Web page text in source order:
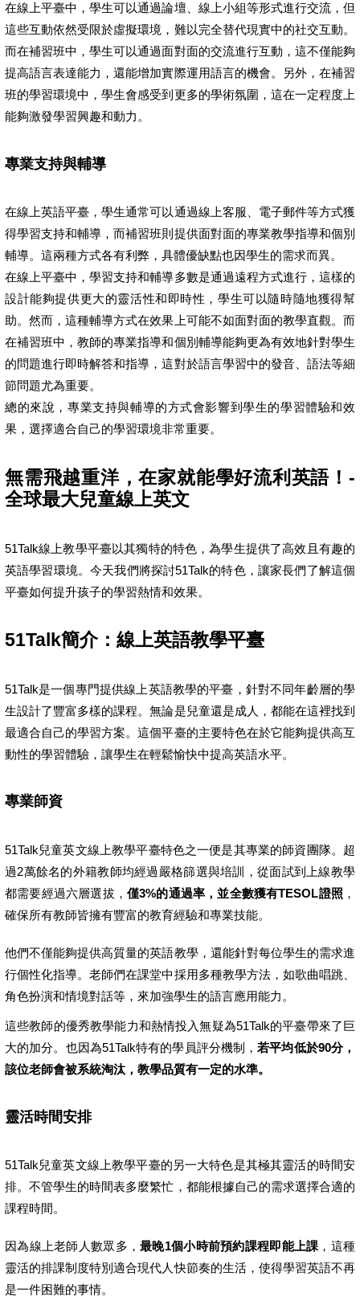
在線上平臺中，學生可以通過論壇、線上小組等形式進行交流，但
這些互動依然受限於虛擬環境，難以完全替代現實中的社交互動。
而在補習班中，學生可以通過面對面的交流進行互動，這不僅能夠
提高語言表達能力，還能增加實際運用語言的機會。另外，在補習
班的學習環境中，學生會感受到更多的學術氛圍，這在一定程度上
能夠激發學習興趣和動力。
專業支持與輔導
在線上英語平臺，學生通常可以通過線上客服、電子郵件等方式獲
得學習支持和輔導，而補習班則提供面對面的專業教學指導和個別
輔導。這兩種方式各有利弊，具體優缺點也因學生的需求而異。
在線上平臺中，學習支持和輔導多數是通過遠程方式進行，這樣的
設計能夠提供更大的靈活性和即時性，學生可以隨時隨地獲得幫
助。然而，這種輔導方式在效果上可能不如面對面的教學直觀。而
在補習班中，教師的專業指導和個別輔導能夠更為有效地針對學生
的問題進行即時解答和指導，這對於語言學習中的發音、語法等細
節問題尤為重要。
總的來說，專業支持與輔導的方式會影響到學生的學習體驗和效
果，選擇適合自己的學習環境非常重要。
無需飛越重洋，在家就能學好流利英語！-
全球最大兒童線上英文
51Talk線上教學平臺以其獨特的特色，為學生提供了高效且有趣的
英語學習環境。今天我們將探討51Talk的特色，讓家長們了解這個
平臺如何提升孩子的學習熱情和效果。
51Talk簡介：線上英語教學平臺
51Talk是一個專門提供線上英語教學的平臺，針對不同年齡層的學
生設計了豐富多樣的課程。無論是兒童還是成人，都能在這裡找到
最適合自己的學習方案。這個平臺的主要特色在於它能夠提供高互
動性的學習體驗，讓學生在輕鬆愉快中提高英語水平。
專業師資
51Talk兒童英文線上教學平臺特色之一便是其專業的師資團隊。超
過2萬餘名的外籍教師均經過嚴格篩選與培訓，從面試到上線教學
都需要經過六層選拔， 僅3%的通過率，並全數獲有TESOL證照 ，
確保所有教師皆擁有豐富的教育經驗和專業技能。
他們不僅能夠提供高質量的英語教學，還能針對每位學生的需求進
行個性化指導。老師們在課堂中採用多種教學方法，如歌曲唱跳、
角色扮演和情境對話等，來加強學生的語言應用能力。
這些教師的優秀教學能力和熱情投入無疑為51Talk的平臺帶來了巨
大的加分。也因為51Talk特有的學員評分機制，若平均低於90分，
該位老師會被系統淘汰，教學品質有一定的水準。
靈活時間安排
51Talk兒童英文線上教學平臺的另一大特色是其極其靈活的時間安
排。不管學生的時間表多麼繁忙，都能根據自己的需求選擇合適的
課程時間。
因為線上老師人數眾多，最晚1個小時前預約課程即能上課 ，這種
靈活的排課制度特別適合現代人快節奏的生活，使得學習英語不再
是一件困難的事情。